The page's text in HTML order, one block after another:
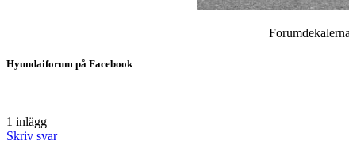
Hyundaiforum på Facebook
1 inlägg
Skriv svar